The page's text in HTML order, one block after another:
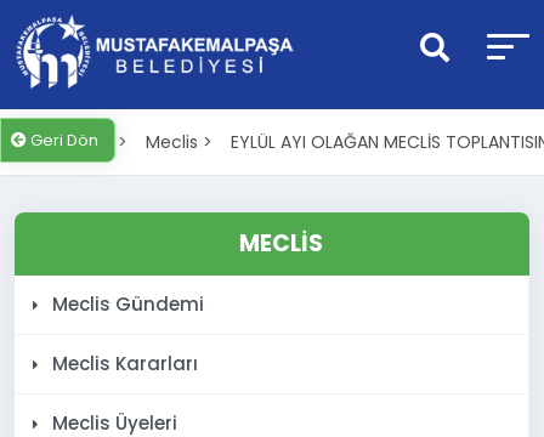
Geri Dön
Anasayfa > Meclis > EYLÜL AYI OLAĞAN MECLİS
MECLİS
Meclis Gündemi
Meclis Kararları
Meclis Üyeleri